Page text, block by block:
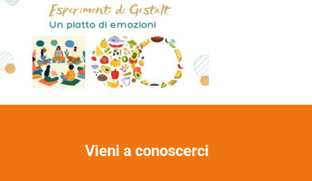
Vieni a conoscerci